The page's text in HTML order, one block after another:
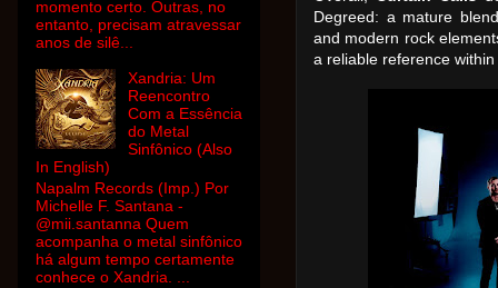
Degreed: a mature
and modern rock
a reliable reference
momento certo. Outras, no
entanto, precisam atravessar
anos de silê...
Xandria: Um
Reencontro
Com a Essência
do Metal
Sinfônico (Also
In English)
Napalm Records (Imp.) Por
Michelle F. Santana -
@mii.santanna Quem
acompanha o metal sinfônico
há algum tempo certamente
conhece o Xandria. ...